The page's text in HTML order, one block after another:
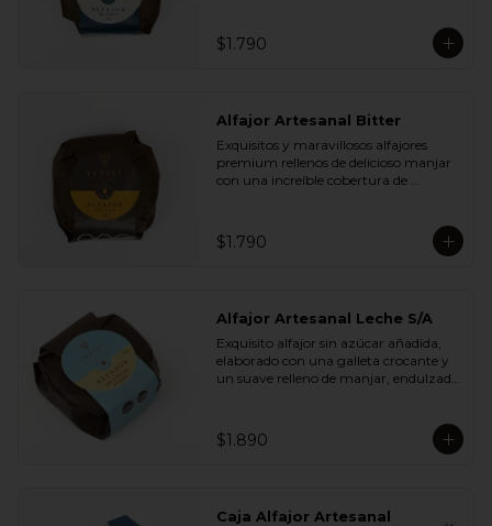
queremos.
$1.790
Alfajor Artesanal Bitter
Exquisitos y maravillosos alfajores
premium rellenos de delicioso manjar
con una increíble cobertura de
$1.790
Alfajor Artesanal Leche S/A
Exquisito alfajor sin azúcar añadida,
elaborado con una galleta crocante y
un suave relleno de manjar, endulzado
azúcar, manteniendo todo el sabor y
la textura que buscas.
$1.890
Caja Alfajor Artesanal